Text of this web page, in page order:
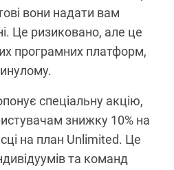
вони надати вам
Це ризиковано, але це
програмних платформ,
спеціальну акцію,
знижку 10% на
на план Unlimited. Це
та команд